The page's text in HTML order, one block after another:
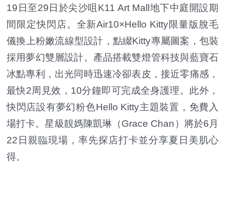
19日至29日於尖沙咀K11 Art Mall地下中庭開設期
間限定快閃店。全新Air10×Hello Kitty限量版脫毛
儀換上粉嫩流線型設計，點綴Kitty專屬圖案，包裝
採用夢幻雙層設計。產品搭載雙燈管科技與藍寶石
冰點專利，出光同時迅速冷卻表皮，接近零痛感，
最快2周見效，10分鐘即可完成全身護理。此外，
快閃店設有夢幻粉色Hello Kitty主題裝置，免費入
場打卡。星級靚媽陳凱琳（Grace Chan）將於6月
22日親臨現場，率先探店打卡並分享夏日美肌心
得。